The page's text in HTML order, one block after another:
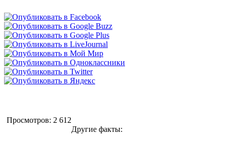
Просмотров: 2 612
Другие факты: